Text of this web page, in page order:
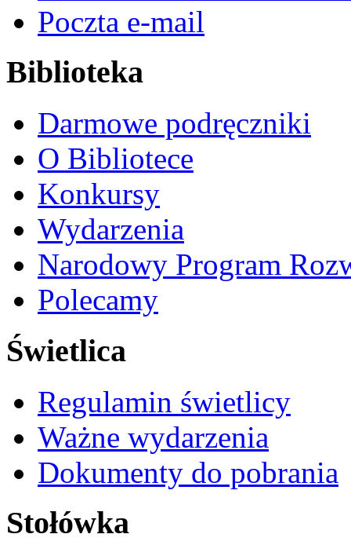
Poczta e-mail
Biblioteka
Darmowe podręczniki
O Bibliotece
Konkursy
Wydarzenia
Narodowy Program
Polecamy
Świetlica
Regulamin świetlicy
Ważne wydarzenia
Dokumenty do pobrania
Stołówka